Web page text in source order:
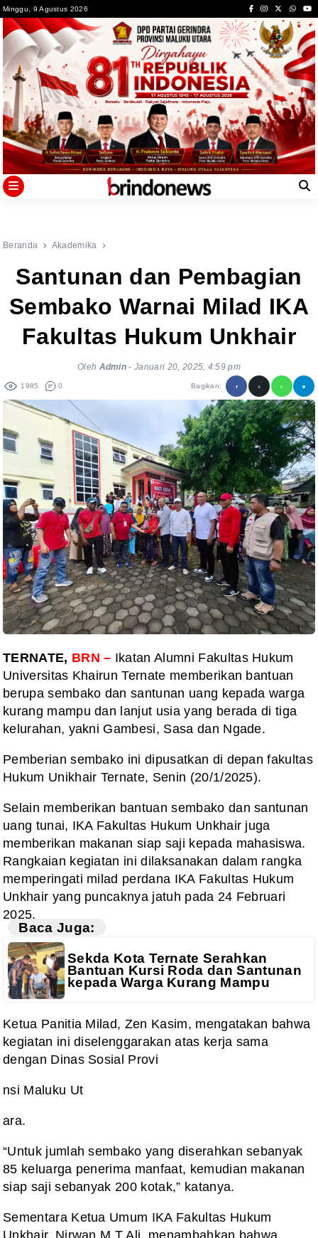
to
content
Minggu, 9 Agustus 2026
Beranda Akademika
Santunan dan Pembagian
Sembako Warnai Milad IKA
Fakultas Hukum Unkhair
Oleh Admin -Januari 20, 2025, 4:59 pm
1985 0 Bagikan:
TERNATE, BRN – Ikatan Alumni Fakultas Hukum
Universitas Khairun Ternate memberikan bantuan
berupa sembako dan santunan uang kepada warga
kurang mampu dan lanjut usia yang berada di tiga
kelurahan, yakni Gambesi, Sasa dan Ngade.
Pemberian sembako ini dipusatkan di depan fakultas
Hukum Unikhair Ternate, Senin (20/1/2025).
Selain memberikan bantuan sembako dan santunan
uang tunai, IKA Fakultas Hukum Unkhair juga
memberikan makanan siap saji kepada mahasiswa.
Rangkaian kegiatan ini dilaksanakan dalam rangka
memperingati milad perdana IKA Fakultas Hukum
Unkhair yang puncaknya jatuh pada 24 Februari
2025.
Baca Juga:
Sekda Kota Ternate Serahkan
Bantuan Kursi Roda dan Santunan
kepada Warga Kurang Mampu
Ketua Panitia Milad, Zen Kasim, mengatakan bahwa
kegiatan ini diselenggarakan atas kerja sama
dengan Dinas Sosial Provi
nsi Maluku Ut
ara.
“Untuk jumlah sembako yang diserahkan sebanyak
85 keluarga penerima manfaat, kemudian makanan
siap saji sebanyak 200 kotak,” katanya.
Sementara Ketua Umum IKA Fakultas Hukum